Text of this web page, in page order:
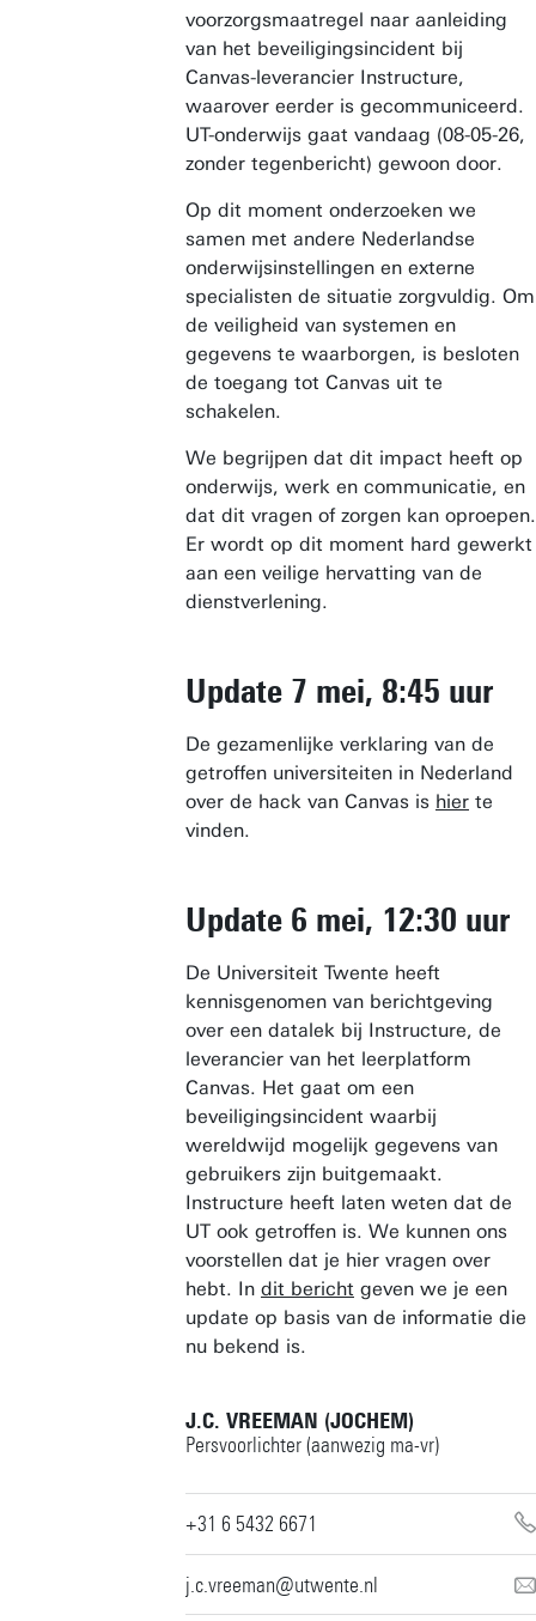
voorzorgsmaatregel naar aanleiding
van het beveiligingsincident bij
Canvas-leverancier Instructure,
waarover eerder is gecommuniceerd.
UT-onderwijs gaat vandaag (08-05-26,
zonder tegenbericht) gewoon door.
Op dit moment onderzoeken we
samen met andere Nederlandse
onderwijsinstellingen en externe
specialisten de situatie zorgvuldig. Om
de veiligheid van systemen en
gegevens te waarborgen, is besloten
de toegang tot Canvas uit te
schakelen.
We begrijpen dat dit impact heeft op
onderwijs, werk en communicatie, en
dat dit vragen of zorgen kan oproepen.
Er wordt op dit moment hard gewerkt
aan een veilige hervatting van de
dienstverlening.
Update 7 mei, 8:45 uur
De gezamenlijke verklaring van de
getroffen universiteiten in Nederland
over de hack van Canvas is hier te
vinden.
Update 6 mei, 12:30 uur
De Universiteit Twente heeft
kennisgenomen van berichtgeving
over een datalek bij Instructure, de
leverancier van het leerplatform
Canvas. Het gaat om een
beveiligingsincident waarbij
wereldwijd mogelijk gegevens van
gebruikers zijn buitgemaakt.
Instructure heeft laten weten dat de
UT ook getroffen is. We kunnen ons
voorstellen dat je hier vragen over
hebt. In dit bericht geven we je een
update op basis van de informatie die
nu bekend is.
J.C. VREEMAN (JOCHEM)
Persvoorlichter (aanwezig ma-vr)
+31 6 5432 6671
j.c.vreeman@utwente.nl